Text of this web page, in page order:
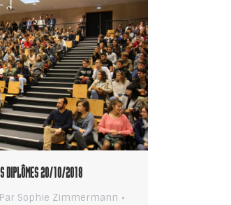
DIPLÔMES 20/10/2018
Par Sophie Zimmermann